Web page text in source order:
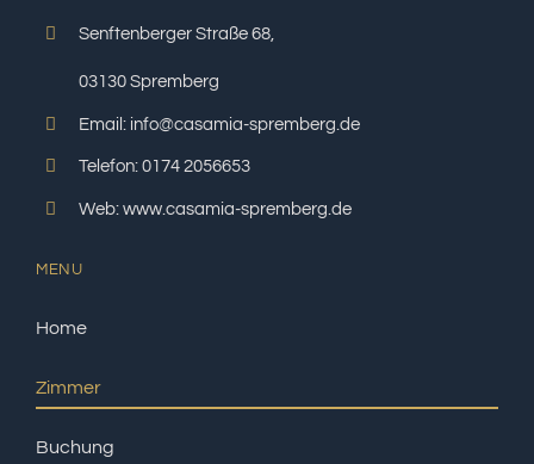
Senftenberger Straße 68,
03130 Spremberg
Email: info@casamia-spremberg.de
Telefon: 0174 2056653
Web: www.casamia-spremberg.de
MENU
Home
Zimmer
Buchung